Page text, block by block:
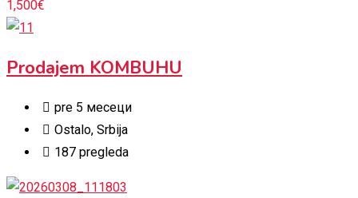
1,500€
Prodajem KOMBUHU
pre 5 месеци
Ostalo, Srbija
187 pregleda